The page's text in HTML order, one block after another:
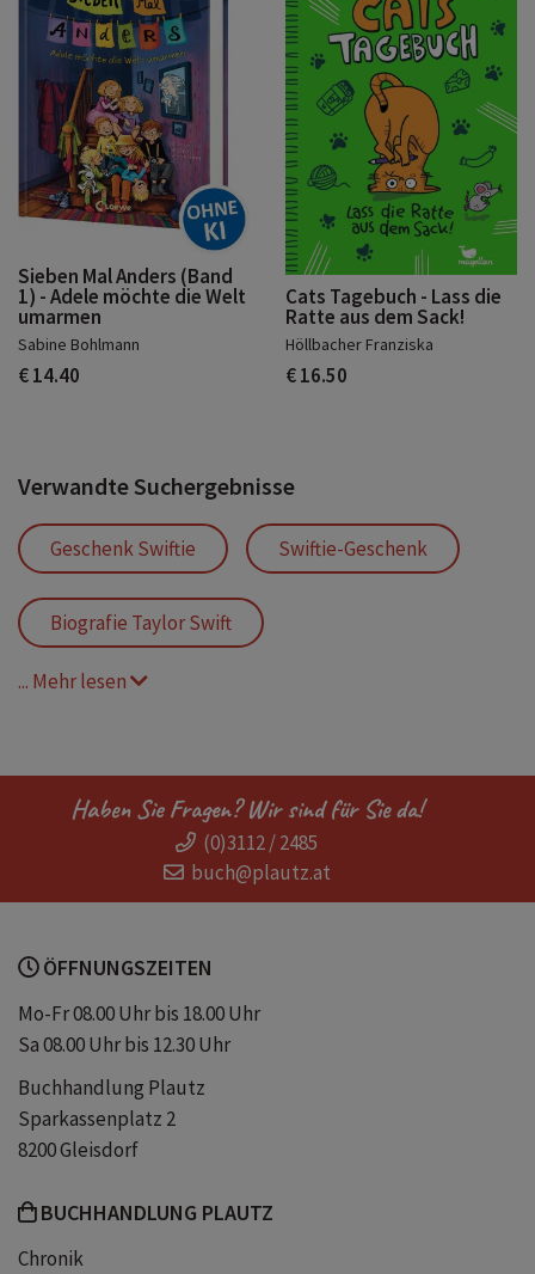
Sieben Mal Anders (Band
1) - Adele möchte die Welt
umarmen
Sabine Bohlmann
€ 14.40
Cats Tagebuch - Lass die
Ratte aus dem Sack!
Höllbacher Franziska
€ 16.50
Verwandte Suchergebnisse
Geschenk Swiftie Swiftie-Geschenk
Biografie Taylor Swift
Kinderbuch Taylor Swift
Geschenk für Swifties
Geschenk Taylor Swift
Erstlesebücher
Kinderbücher für Kinder ab 7 Jahre
... Mehr lesen
Haben Sie Fragen? Wir sind für Sie da!
(0)3112 / 2485
buch@plautz.at
ÖFFNUNGSZEITEN
Mo-Fr 08.00 Uhr bis 18.00 Uhr
Sa 08.00 Uhr bis 12.30 Uhr
Buchhandlung Plautz
Sparkassenplatz 2
8200 Gleisdorf
BUCHHANDLUNG PLAUTZ
Chronik